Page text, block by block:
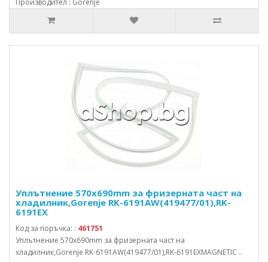
Производител : Gorenje
Уплътнение 570x690mm за фризерната част на
хладилник,Gorenje RK-6191AW(419477/01),RK-
6191EX
Код за поръчка: : 461751
Уплътнение 570x690mm за фризерната част на
хладилник,Gorenje RK-6191AW(419477/01),RK-6191EXMAGNETIC ..